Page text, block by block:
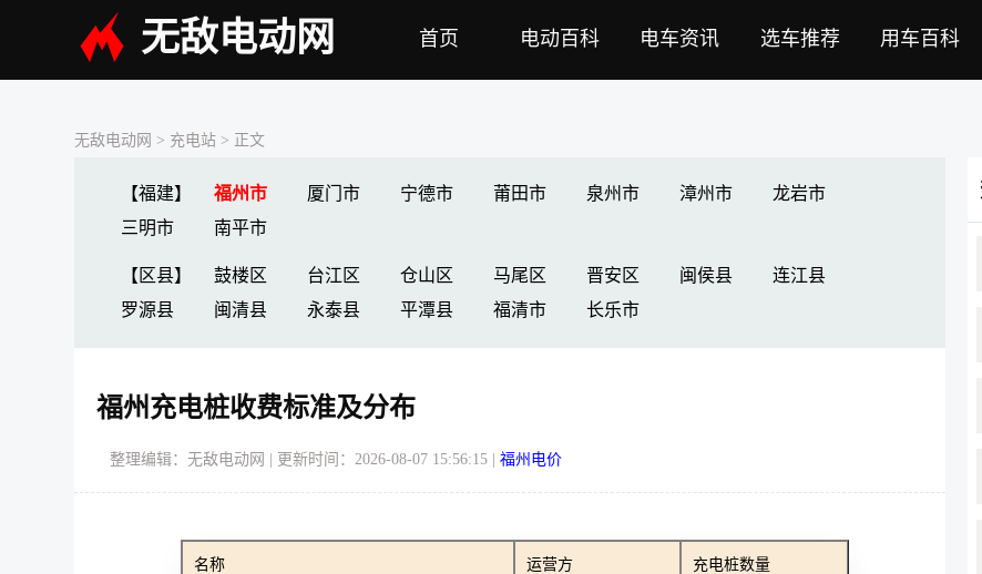
无敌电动网 首页 电动百科 电车资讯 选车推荐 用车百科
无敌电动网 > 充电站 > 正文
【福建】 福州市 厦门市 宁德市 莆田市 泉州市 漳州市
龙岩市
三明市
南平市
【区县】 鼓楼区 台江区 仓山区 马尾区 晋安区 闽侯县
连江县
罗源县
闽清县 永泰县 平潭县 福清市 长乐市
福州充电桩收费标准及分布
整理编辑：无敌电动网 | 更新时间：2026-08-07 15:56:15 |福州电价
名称 运营方 充电桩数量